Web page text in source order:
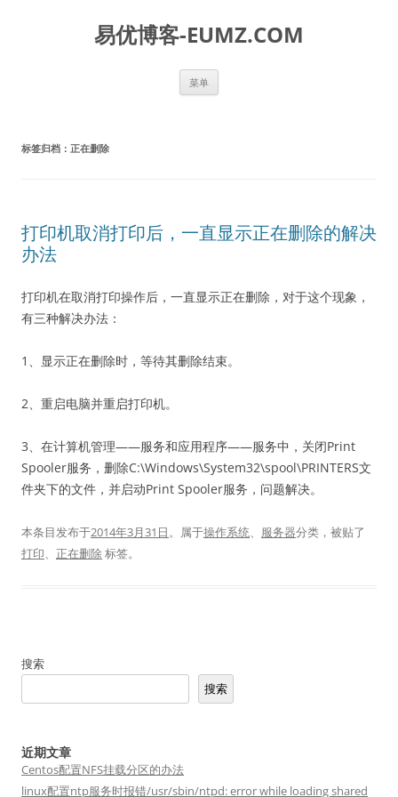
易优博客-EUMZ.COM
菜单
标签归档： 正在删除
打印机取消打印后，一直显示正在删除的解决
办法
打印机在取消打印操作后，一直显示正在删除，对于这个现象，
有三种解决办法：
1、显示正在删除时，等待其删除结束。
2、重启电脑并重启打印机。
3、在计算机管理——服务和应用程序——服务中，关闭Print
Spooler服务，删除C:\Windows\System32\spool\PRINTERS文
件夹下的文件，并启动Print Spooler服务，问题解决。
本条目发布于2014年3月31日。属于操作系统、 服务器分类，被贴了
打印、 正在删除标签。
搜索
搜索
近期文章
Centos配置NFS挂载分区的办法
linux配置ntp服务时报错/usr/sbin/ntpd: error while loading shared